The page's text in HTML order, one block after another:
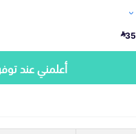
35
أعلمني عند